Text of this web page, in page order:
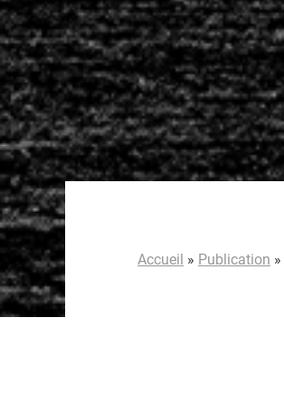
Accueil » Publication »